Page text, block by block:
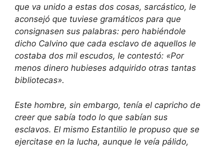
que va unido a estas dos cosas, sarcástico, le
aconsejó que tuviese gramáticos para que
consignasen sus palabras: pero habiéndole
dicho Calvino que cada esclavo de aquellos le
costaba dos mil escudos, le contestó: «Por
menos dinero hubieses adquirido otras tantas
bibliotecas».
Este hombre, sin embargo, tenía el capricho de
creer que sabía todo lo que sabían sus
esclavos. El mismo Estantilio le propuso que se
ejercitase en la lucha, aunque le veía pálido,